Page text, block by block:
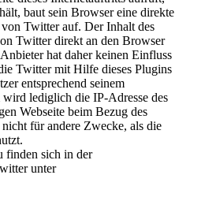
baut sein Browser eine direkte
Twitter auf. Der Inhalt des
Twitter direkt an den Browser
hat daher keinen Einfluss
Twitter mit Hilfe dieses Plugins
entsprechend seinem
lediglich die IP-Adresse des
Webseite beim Bezug des
für andere Zwecke, als die
finden sich in der
unter